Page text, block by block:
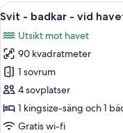
utsikt
bergen
(2+1)
Öppna
alla
foton
för
Svit
-
badkar
-
11
Svit - badkar - vid
Utsikt mot havet
90 kvadratmeter
1 sovrum
4 sovplatser
1 kingsize-säng och 1
Gratis wi-fi